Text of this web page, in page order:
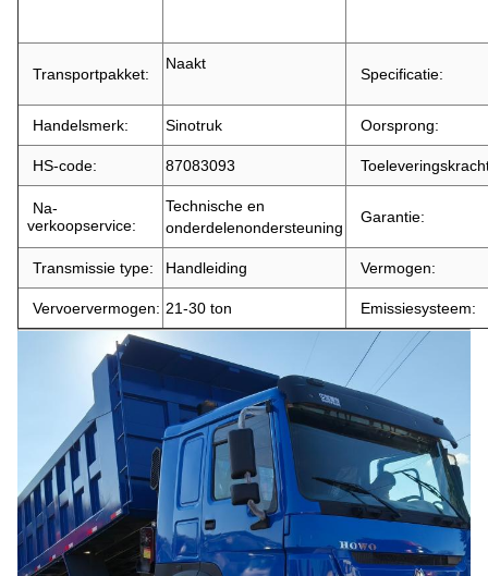
Transportpakket:
Naakt
Specificatie:
Handelsmerk: Sinotruk Oorsprong:
HS-code: 87083093
Na-
verkoopservice:
Technische en
onderdelenondersteuning
Garantie:
Transmissie type: Handleiding Vermogen:
Vervoervermogen: 21-30 ton Emissiesysteem: